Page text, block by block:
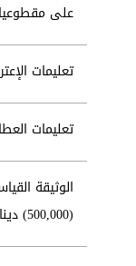
على مقطوعيات
تعليمات
تعليمات
الوثيقة
(500,000) دينار لسنة 2024